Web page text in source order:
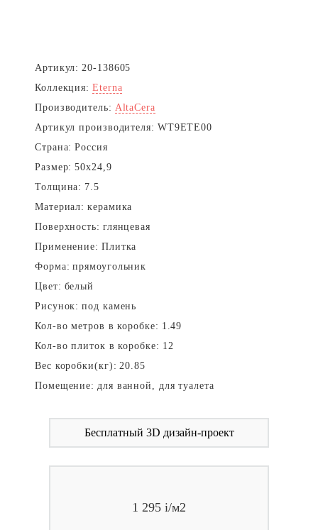
Артикул: 20-138605
Коллекция: Eterna
Производитель: AltaCera
Артикул производителя: WT9ETE00
Страна: Россия
Размер: 50x24,9
Толщина: 7.5
Материал: керамика
Поверхность: глянцевая
Применение: Плитка
Форма: прямоугольник
Цвет: белый
Рисунок: под камень
Кол-во метров в коробке: 1.49
Кол-во плиток в коробке: 12
Вес коробки(кг): 20.85
Помещение: для ванной, для туалета
Бесплатный 3D дизайн-проект
1 295 i/м2